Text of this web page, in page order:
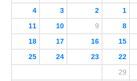
1
2
3
4
8
9
10
11
15
16
17
18
22
23
24
25
29